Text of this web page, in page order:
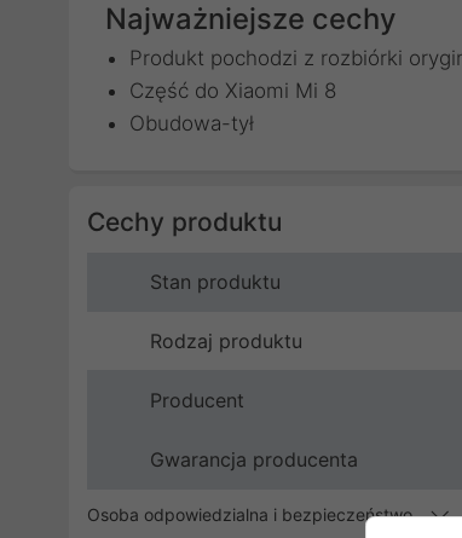
Najważniejsze cechy
Produkt pochodzi z rozbiórki
Część do Xiaomi Mi 8
Obudowa-tył
Cechy produktu
Stan produktu
Rodzaj produktu
Producent
Gwarancja producenta
Osoba odpowiedzialna i bezpieczeństwo